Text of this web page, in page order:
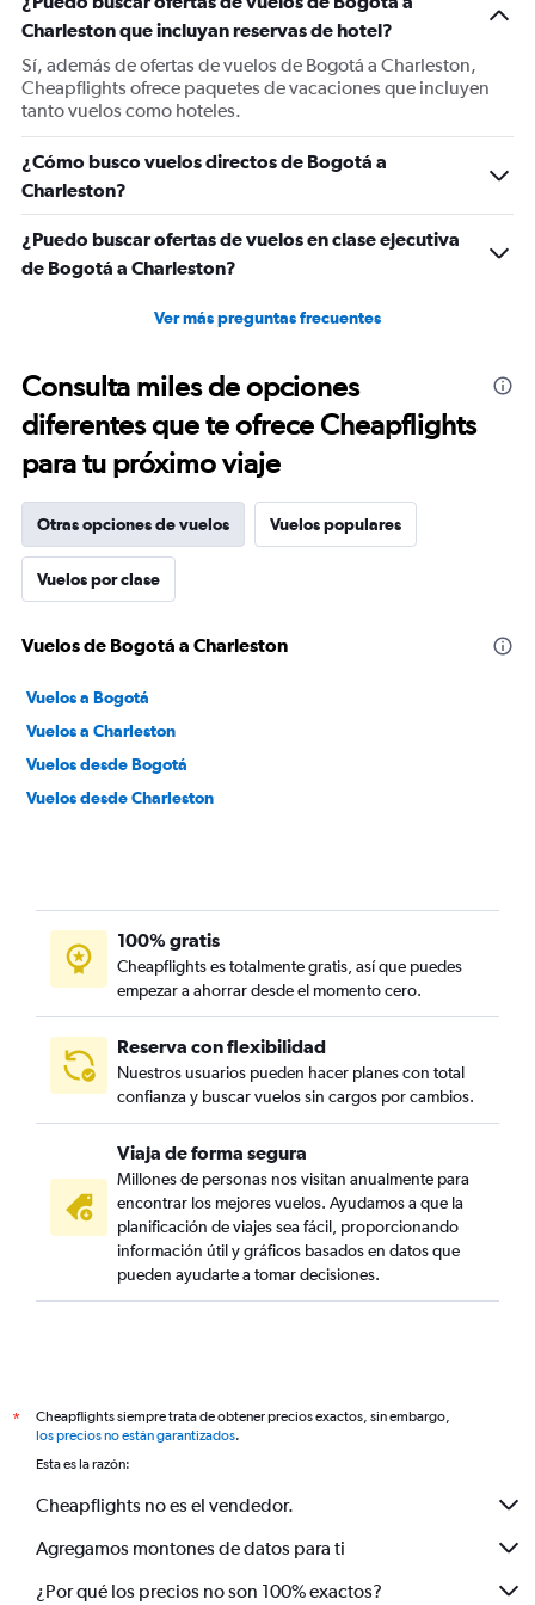
Y
axis
displaying
values.
Range:
0
900.
Charleston que incluyan reservas de hotel?
Sí, además de ofertas de vuelos de Bogotá a Charleston,
Cheapflights ofrece paquetes de vacaciones que incluyen
tanto vuelos como hoteles.
¿Cómo busco vuelos directos de Bogotá a
Charleston?
¿Puedo buscar ofertas de vuelos en clase ejecutiva
de Bogotá a Charleston?
Ver más preguntas frecuentes
Consulta miles de opciones
diferentes que te ofrece Cheapflights
para tu próximo viaje
Otras opciones de vuelos Vuelos populares
Vuelos por clase
Vuelos de Bogotá a Charleston
Vuelos a Bogotá
Vuelos a Charleston
Vuelos desde Bogotá
Vuelos desde Charleston
100% gratis
Cheapflights es totalmente gratis, así que puedes
empezar a ahorrar desde el momento cero.
Reserva con flexibilidad
Nuestros usuarios pueden hacer planes con total
confianza y buscar vuelos sin cargos por cambios.
Viaja de forma segura
Millones de personas nos visitan anualmente para
encontrar los mejores vuelos. Ayudamos a que la
planificación de viajes sea fácil, proporcionando
información útil y gráficos basados en datos que
pueden ayudarte a tomar decisiones.
*
Cheapflights siempre trata de obtener precios exactos, sin embargo,
los precios no están garantizados.
Esta es la razón:
Cheapflights no es el vendedor.
Agregamos montones de datos para ti
¿Por qué los precios no son 100% exactos?